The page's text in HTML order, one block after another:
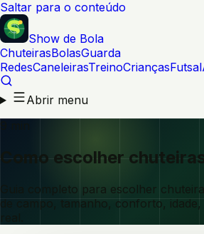
Saltar para o conteúdo
Show de Bola
ChuteirasBolasGuarda
RedesCaneleirasTreinoCriançasFutsal
Abrir menu
Como escolher
Guia completo para escolher
de campo, tamanho, conforto,